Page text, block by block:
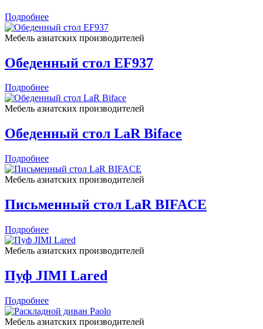
Подробнее
Мебель азиатских производителей
Обеденный стол EF937
Подробнее
Мебель азиатских производителей
Обеденный стол LaR Biface
Подробнее
Мебель азиатских производителей
Письменный стол LaR BIFACE
Подробнее
Мебель азиатских производителей
Пуф JIMI Lared
Подробнее
Мебель азиатских производителей